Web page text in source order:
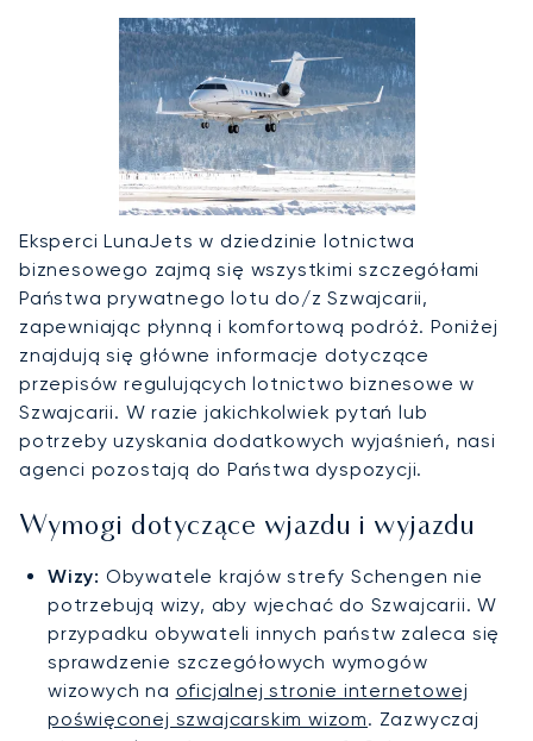
Eksperci LunaJets w dziedzinie lotnictwa
biznesowego zajmą się wszystkimi szczegółami
Państwa prywatnego lotu do/z Szwajcarii,
zapewniając płynną i komfortową podróż. Poniżej
znajdują się główne informacje dotyczące
przepisów regulujących lotnictwo biznesowe w
Szwajcarii. W razie jakichkolwiek pytań lub
potrzeby uzyskania dodatkowych wyjaśnień, nasi
agenci pozostają do Państwa dyspozycji.
Wymogi dotyczące wjazdu i wyjazdu
Wizy: Obywatele krajów strefy Schengen nie
potrzebują wizy, aby wjechać do Szwajcarii. W
przypadku obywateli innych państw zaleca się
sprawdzenie szczegółowych wymogów
wizowych na oficjalnej stronie internetowej
poświęconej szwajcarskim wizom. Zazwyczaj